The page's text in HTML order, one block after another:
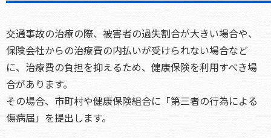
交通事故の治療の際、被害者の過失割合が大きい場合や、
保険会社からの治療費の内払いが受けられない場合など
に、治療費の負担を抑えるため、健康保険を利用すべき場
合があります。
その場合、市町村や健康保険組合に「第三者の行為による
傷病届」を提出します。